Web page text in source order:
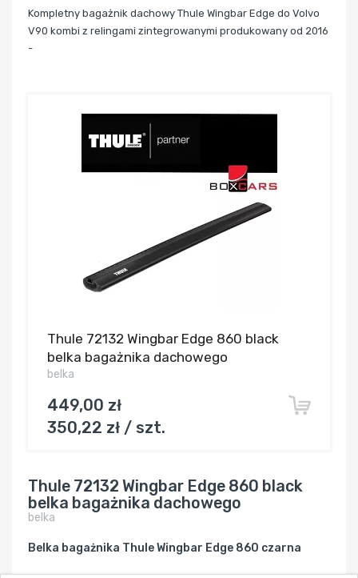
Kompletny bagażnik dachowy Thule Wingbar Edge do Volvo
V90 kombi z relingami zintegrowanymi produkowany od 2016
-
Thule 72132 Wingbar Edge 860 black
belka bagażnika dachowego
belka
449,00 zł
350,22 zł / szt.
Thule 72132 Wingbar Edge 860 black
belka bagażnika dachowego
belka
Belka bagażnika Thule Wingbar Edge 860 czarna